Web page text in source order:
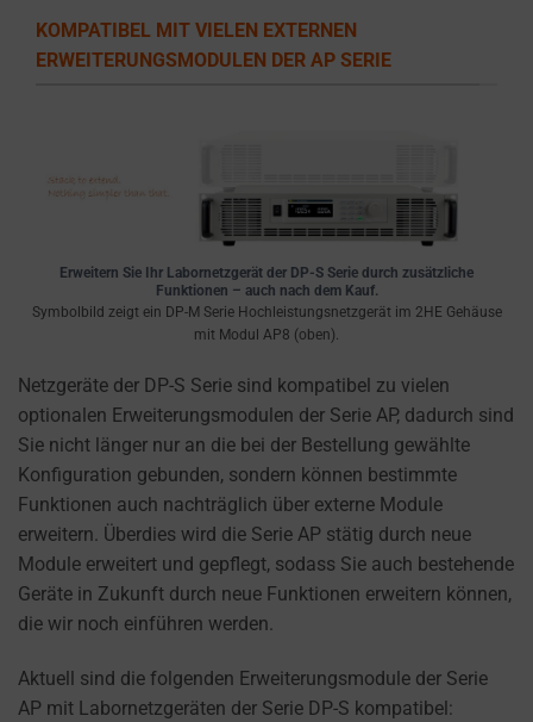
KOMPATIBEL MIT VIELEN EXTERNEN
ERWEITERUNGSMODULEN DER AP SERIE
Erweitern Sie Ihr Labornetzgerät der DP-S Serie durch zusätzliche
Funktionen – auch nach dem Kauf.
Symbolbild zeigt ein DP-M Serie Hochleistungsnetzgerät im 2HE Gehäuse
mit Modul AP8 (oben).
Netzgeräte der DP-S Serie sind kompatibel zu vielen
optionalen Erweiterungsmodulen der Serie AP, dadurch sind
Sie nicht länger nur an die bei der Bestellung gewählte
Konfiguration gebunden, sondern können bestimmte
Funktionen auch nachträglich über externe Module
erweitern. Überdies wird die Serie AP stätig durch neue
Module erweitert und gepflegt, sodass Sie auch bestehende
Geräte in Zukunft durch neue Funktionen erweitern können,
die wir noch einführen werden.
Aktuell sind die folgenden Erweiterungsmodule der Serie
AP mit Labornetzgeräten der Serie DP-S kompatibel:
collected,
information
stored
shared.
also
explains
how
you
can
your
preferences.